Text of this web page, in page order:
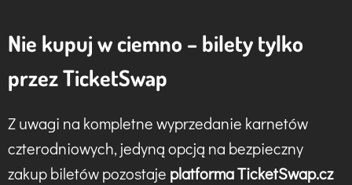
Nie kupuj w ciemno – bilety tylko
przez TicketSwap
Z uwagi na kompletne wyprzedanie karnetów
czterodniowych, jedyną opcją na bezpieczny
zakup biletów pozostaje platforma TicketSwap.cz